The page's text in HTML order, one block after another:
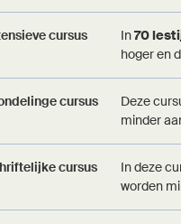
cursus In70
hoger en
cursus Deze
minder
cursus In deze
worden
+32(0)43/81 91 02